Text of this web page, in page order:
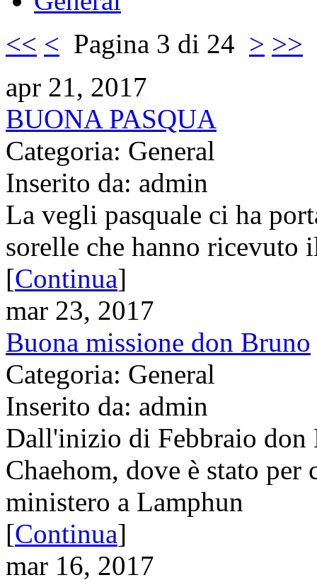
<< < Pagina 3 di 24 > >>
apr 21, 2017
BUONA PASQUA
Categoria: General
Inserito da: admin
La vegli pasquale ci ha
sorelle che hanno ricevuto
[Continua]
mar 23, 2017
Buona missione don Bruno
Categoria: General
Inserito da: admin
Dall'inizio di Febbraio don
Chaehom, dove è stato
ministero a Lamphun
[Continua]
mar 16, 2017